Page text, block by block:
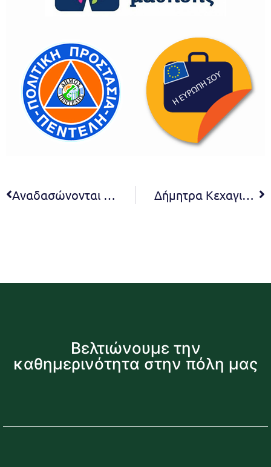
Αναδασώνονται οι καμένες εκτάσεις στο Πεντελικό. Δήμητρα Κεχαγιά: Βελτιώνουμε την ποιότητα ζωής των συμπολιτών μας και αναβαθμίζουμε το Πεντελικό μας Δήμητρα Κεχαγιά: Πλήρης ενημέρωση με διαφάνεια και πνεύμα συνεργασίας. Υπεύθυνος για την οργάνωση της ενημέρωσης ο Γενικός Γραμματέας του Δήμου κ. Γ. Καρβουνάκης
Βελτιώνουμε την
καθημερινότητα στην πόλη μας